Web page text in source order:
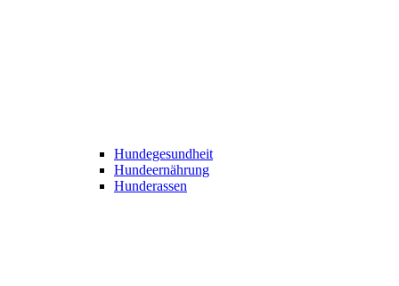
Hundegesundheit
Hundeernährung
Hunderassen